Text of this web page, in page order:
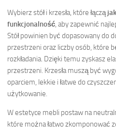
Wybierz stół i krzesła, które łączą
funkcjonalność , aby zapewnić
Stół powinien być dopasowany do
przestrzeni oraz liczby osób, które
rozkładania. Dzięki temu zyskasz
przestrzeni. Krzesła muszą być
oparciem, lekkie i łatwe do
użytkowanie.
W estetyce mebli postaw na
które można łatwo zkomponować